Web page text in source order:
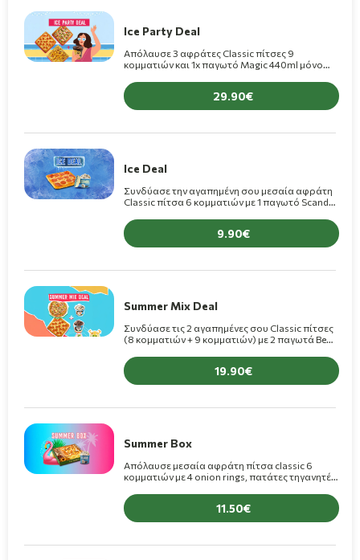
Ice Party Deal
Απόλαυσε 3 αφράτες Classic πίτσες 9
κομματιών και 1x παγωτό Magic 440ml μόνο
29.90
Ice Deal
Συνδύασε την αγαπημένη σου μεσαία αφράτη
Classic πίτσα 6 κομματιών με 1 παγωτό Scandal
9.90
Summer Mix Deal
Συνδύασε τις 2 αγαπημένες σου Classic πίτσες
(8 κομματιών + 9 κομματιών) με 2 παγωτά Ben
Premium)
19.90
Summer Box
Απόλαυσε μεσαία αφράτη πίτσα classic 6
κομματιών με 4 onion rings, πατάτες τηγανητές,
11.50